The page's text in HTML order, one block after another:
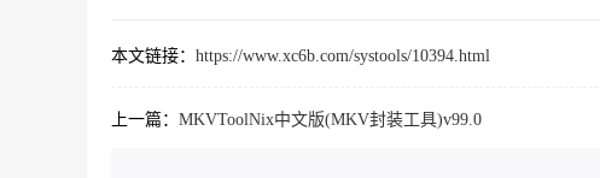
本文链接： https://www.xc6b.com/systools/10394.html
上一篇： MKVToolNix中文版(MKV封装工具)v99.0